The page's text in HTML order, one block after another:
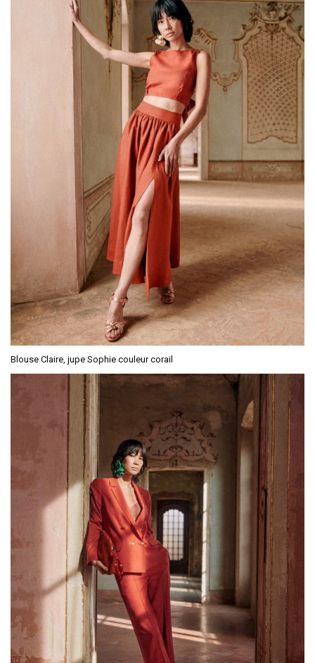
Blouse Claire, jupe Sophie couleur corail